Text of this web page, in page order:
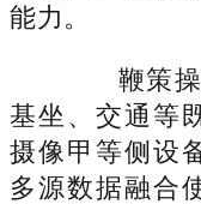
能力。
鞭策操
基坐、交通等
摄像甲等侧设
多源数据融合